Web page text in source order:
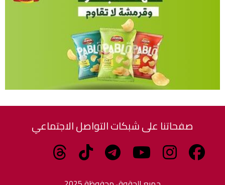
صفحاتنا على شبكات التواصل الاجتماعي